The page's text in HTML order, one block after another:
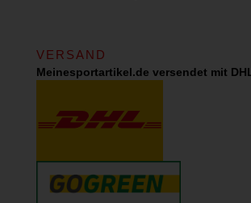
VERSAND
Meinesportartikel.de versendet mit